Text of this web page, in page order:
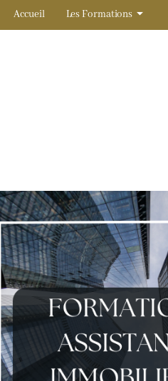
Accueil Les Formations